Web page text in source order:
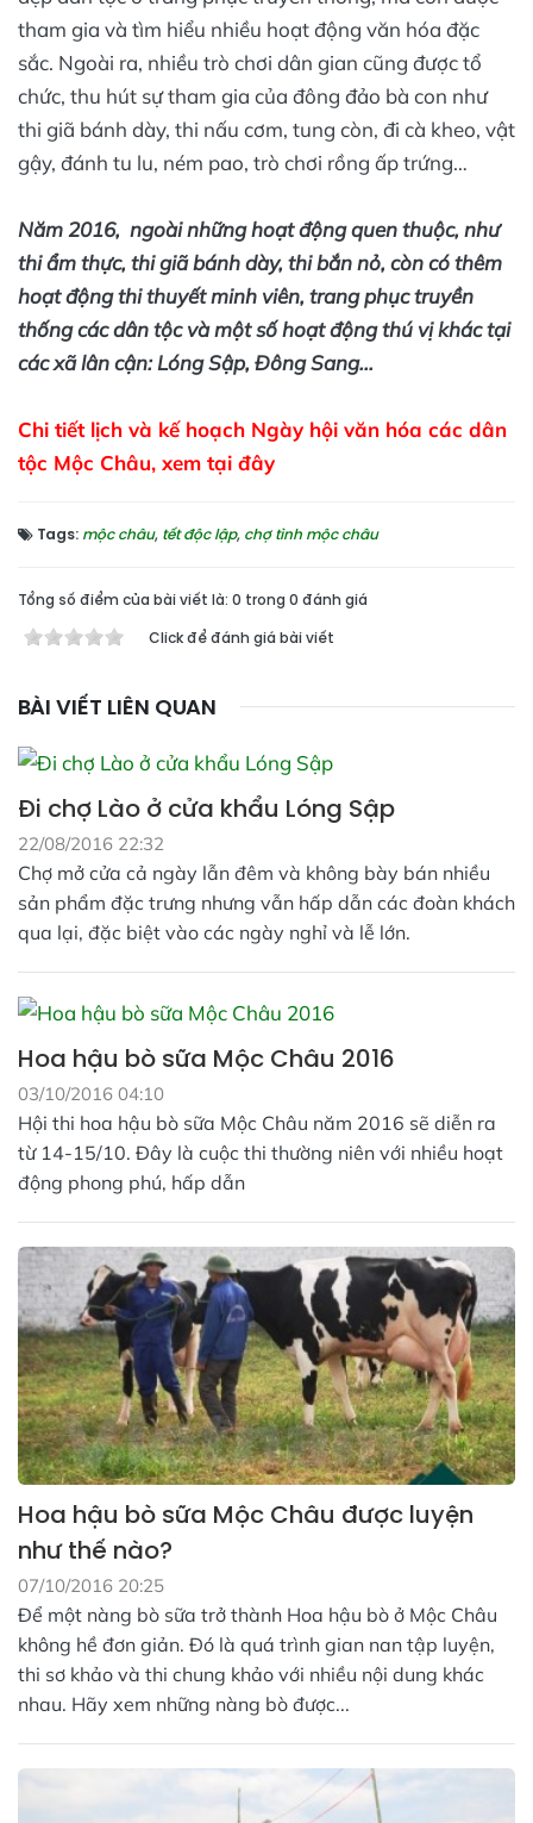
tham gia và tìm hiểu nhiều hoạt động văn hóa đặc
sắc. Ngoài ra, nhiều trò chơi dân gian cũng được tổ
chức, thu hút sự tham gia của đông đảo bà con như
thi giã bánh dày, thi nấu cơm, tung còn, đi cà kheo, vật
gậy, đánh tu lu, ném pao, trò chơi rồng ấp trứng…
Năm 2016, ngoài những hoạt động quen thuộc, như
thi ẩm thực, thi giã bánh dày, thi bắn nỏ, còn có thêm
hoạt động thi thuyết minh viên, trang phục truyền
thống các dân tộc và một số hoạt động thú vị khác tại
các xã lân cận: Lóng Sập, Đông Sang...
Chi tiết lịch và kế hoạch Ngày hội văn hóa các dân
tộc Mộc Châu, xem tại đây
Tags: mộc châu, tết độc lập, chợ tình mộc châu
Tổng số điểm của bài viết là: 0 trong 0 đánh giá
Click để đánh giá bài viết
BÀI VIẾT LIÊN QUAN
Đi chợ Lào ở cửa khẩu Lóng Sập
22/08/2016 22:32
Chợ mở cửa cả ngày lẫn đêm và không bày bán nhiều
sản phẩm đặc trưng nhưng vẫn hấp dẫn các đoàn khách
qua lại, đặc biệt vào các ngày nghỉ và lễ lớn.
Hoa hậu bò sữa Mộc Châu 2016
03/10/2016 04:10
Hội thi hoa hậu bò sữa Mộc Châu năm 2016 sẽ diễn ra
từ 14-15/10. Đây là cuộc thi thường niên với nhiều hoạt
động phong phú, hấp dẫn
Hoa hậu bò sữa Mộc Châu được luyện
như thế nào?
07/10/2016 20:25
Để một nàng bò sữa trở thành Hoa hậu bò ở Mộc Châu
không hề đơn giản. Đó là quá trình gian nan tập luyện,
thi sơ khảo và thi chung khảo với nhiều nội dung khác
nhau. Hãy xem những nàng bò được...